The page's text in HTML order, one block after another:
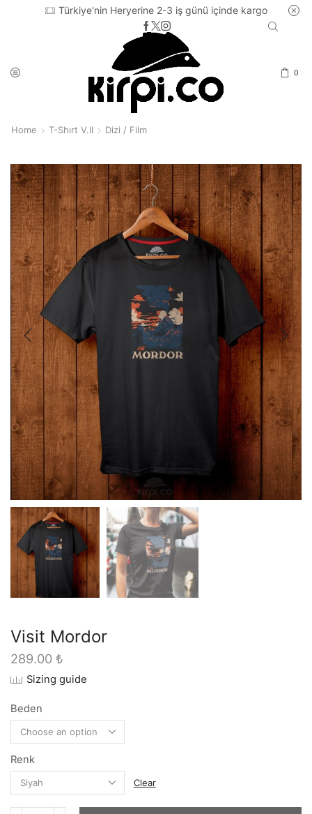
Türkiye'nin Heryerine 2-3 iş günü içinde kargo
0
Home T-Shırt V.II Dizi / Film
Visit Mordor
289.00 ₺
Sizing guide
Beden
Renk
Clear